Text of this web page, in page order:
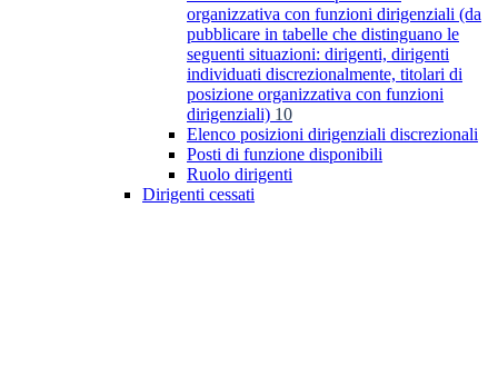
organizzativa con funzioni dirigenziali (da
pubblicare in tabelle che distinguano le
seguenti situazioni: dirigenti, dirigenti
individuati discrezionalmente, titolari di
posizione organizzativa con funzioni
dirigenziali) 10
Elenco posizioni dirigenziali discrezionali
Posti di funzione disponibili
Ruolo dirigenti
Dirigenti cessati